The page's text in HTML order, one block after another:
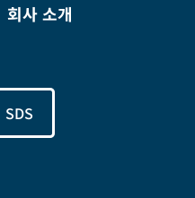
회사 소개
SDS